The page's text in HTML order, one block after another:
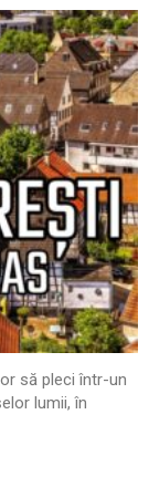
să pleci într-un
lumii, în